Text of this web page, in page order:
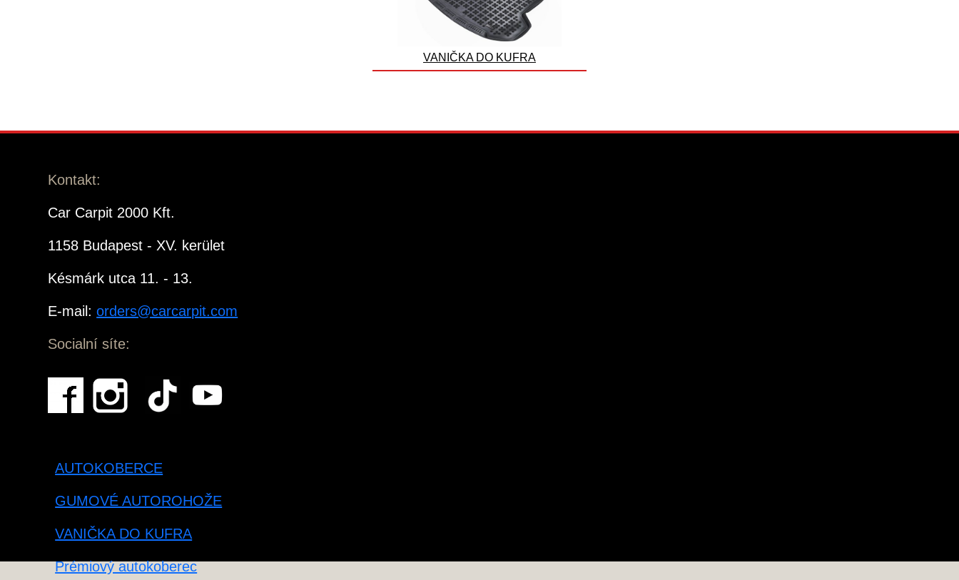
VANIČKA DO KUFRA
Kontakt:
Car Carpit 2000 Kft.
1158 Budapest - XV. kerület
Késmárk utca 11. - 13.
E-mail:orders@carcarpit.com
Socialní síte:
AUTOKOBERCE
GUMOVÉ AUTOROHOŽE
VANIČKA DO KUFRA
Prémiový autokoberec